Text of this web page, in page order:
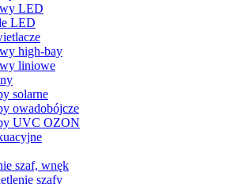
LED
LED
high-bay
liniowe
solarne
owadobójcze
UVC OZON
szaf, wnęk
szafy